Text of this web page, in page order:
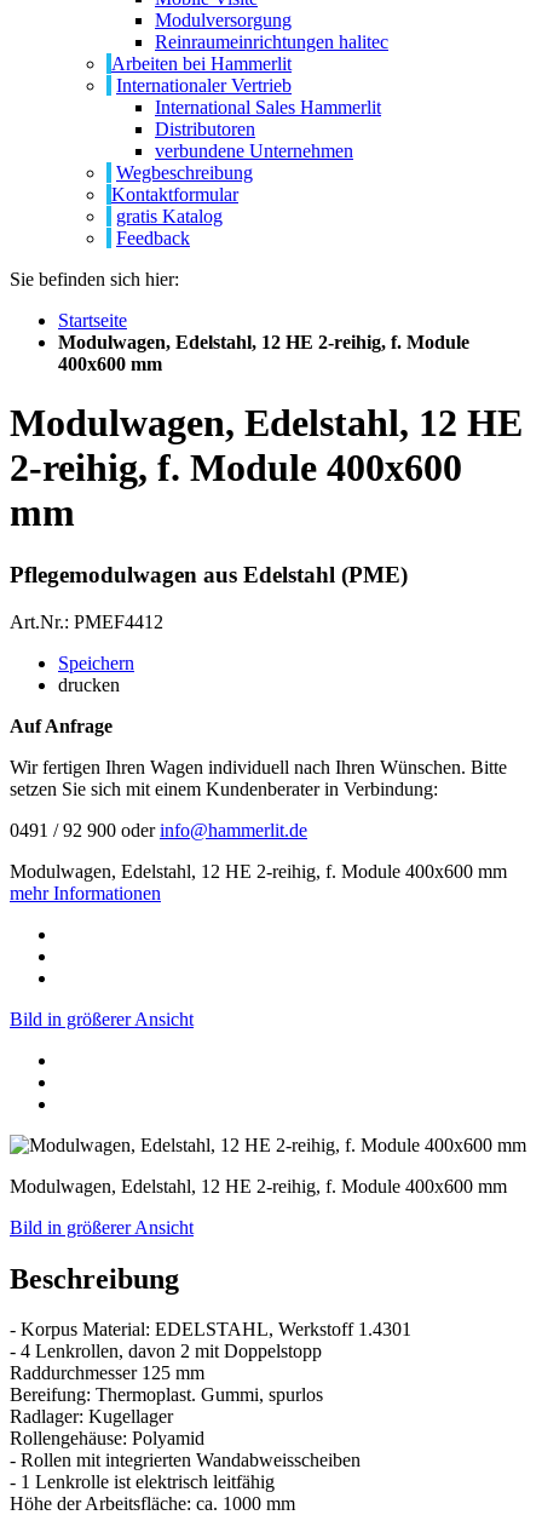
Modulversorgung
Reinraumeinrichtungen halitec
Arbeiten bei Hammerlit
Internationaler Vertrieb
International Sales Hammerlit
Distributoren
verbundene Unternehmen
Wegbeschreibung
Kontaktformular
gratis Katalog
Feedback
Sie befinden sich hier:
Startseite
Modulwagen, Edelstahl, 12 HE 2-reihig, f. Module
400x600 mm
Modulwagen, Edelstahl, 12 HE
2-reihig, f. Module 400x600
mm
Pflegemodulwagen aus Edelstahl (PME)
Art.Nr.: PMEF4412
Speichern
drucken
Auf Anfrage
Wir fertigen Ihren Wagen individuell nach Ihren Wünschen. Bitte
setzen Sie sich mit einem Kundenberater in Verbindung:
0491 / 92 900 oderinfo@hammerlit.de
Modulwagen, Edelstahl, 12 HE 2-reihig, f. Module 400x600 mm
mehr Informationen
Bild in größerer Ansicht
Modulwagen, Edelstahl, 12 HE 2-reihig, f. Module 400x600 mm
Bild in größerer Ansicht
Beschreibung
- Korpus Material: EDELSTAHL, Werkstoff 1.4301
- 4 Lenkrollen, davon 2 mit Doppelstopp
Raddurchmesser 125 mm
Bereifung: Thermoplast. Gummi, spurlos
Radlager: Kugellager
Rollengehäuse: Polyamid
- Rollen mit integrierten Wandabweisscheiben
- 1 Lenkrolle ist elektrisch leitfähig
Höhe der Arbeitsfläche: ca. 1000 mm